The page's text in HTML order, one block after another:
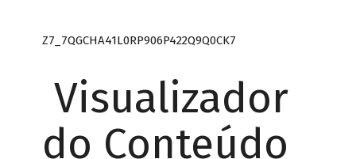
Z7_7QGCHA41L0RP906P422Q9Q0CK7
Visualizador
do Conteúdo